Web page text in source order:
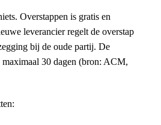
Overstappen is gratis en
leverancier regelt de overstap
bij de oude partij. De
30 dagen (bron: ACM,